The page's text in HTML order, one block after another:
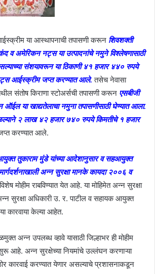
या आस्थापनाची तपासणी करून शिवशक्ती
व अमेरिकन नट्स या उत्पादनांचे नमुने विश्लेषणासाठी
संशयावरून या ठिकाणी ४१ हजार ४४० रुपये
आईस्क्रीम जप्त करण्यात आले. तसेच नेवासा
संतोष किराणा स्टोअर्सची तपासणी करून एसबीजी
ऑईल या खाद्यतेलाचा नमुना तपासणीसाठी घेण्यात आला.
२ लाख ४२ हजार ७४० रुपये किमतीचे १ हजार
करण्यात आले.
तुकाराम मुंडे यांच्या आदेशानुसार व सहआयुक्त
अन्न सुरक्षा मानके कायदा २००६ व
मोहीम राबविण्यात येत आहे. या मोहिमेत अन्न सुरक्षा
सुरक्षा अधिकारी उ. र. पाटील व सहायक आयुक्त
कारवाया केल्या आहेत.
अन्न उपलब्ध व्हावे यासाठी जिल्हाभर ही मोहीम
आहे. अन्न सुरक्षेच्या नियमांचे उल्लंघन करणाऱ्या
कारवाई करण्यात येणार असल्याचे प्रशासनाकडून